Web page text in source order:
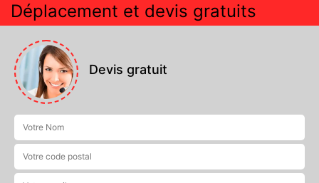
Déplacement et devis gratuits
Devis gratuit